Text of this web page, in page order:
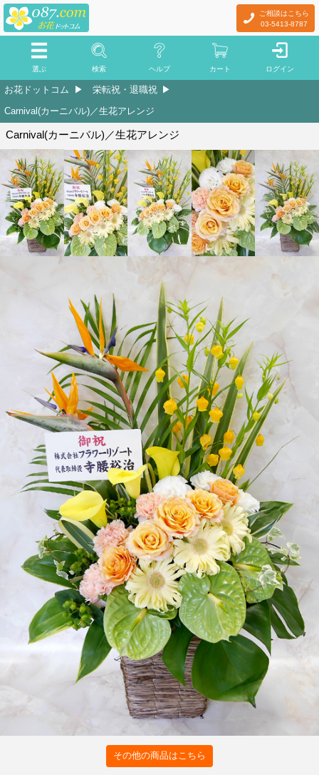
ご相談はこちら
03-5413-8787
選ぶ 検索 ヘルプ カート ログイン
お花ドットコム
栄転祝・退職祝
Carnival(カーニバル)／生花アレンジ
Carnival(カーニバル)／生花アレンジ
その他の商品はこちら